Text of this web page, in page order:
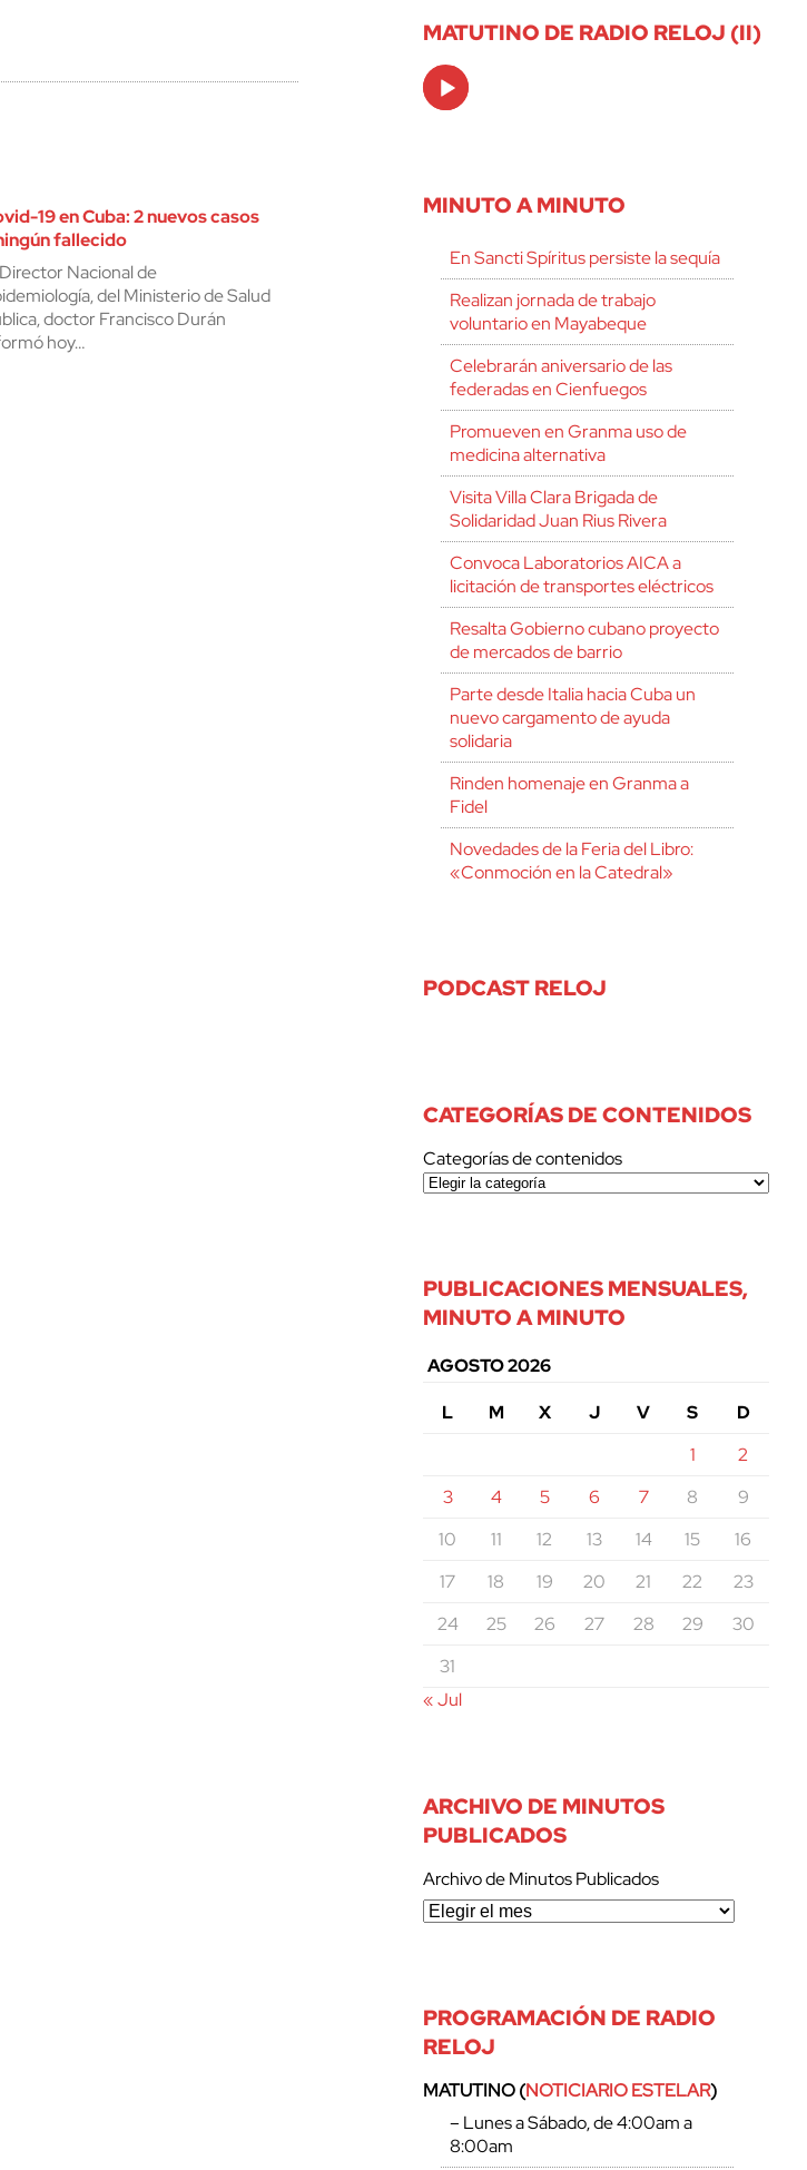
19 en Cuba: 2 nuevos casos
fallecido
Nacional de
del Ministerio de Salud
doctor Francisco Durán
hoy…
MATUTINO DE RADIO RELOJ (II)
Audio
Player
MINUTO A MINUTO
En Sancti Spíritus persiste la sequía
Realizan jornada de trabajo
voluntario en Mayabeque
Celebrarán aniversario de las
federadas en Cienfuegos
Promueven en Granma uso de
medicina alternativa
Visita Villa Clara Brigada de
Solidaridad Juan Rius Rivera
Convoca Laboratorios AICA a
licitación de transportes eléctricos
Resalta Gobierno cubano proyecto
de mercados de barrio
Parte desde Italia hacia Cuba un
nuevo cargamento de ayuda
solidaria
Rinden homenaje en Granma a
Fidel
Novedades de la Feria del Libro:
«Conmoción en la Catedral»
PODCAST RELOJ
CATEGORÍAS DE CONTENIDOS
Categorías de contenidos
PUBLICACIONES MENSUALES,
MINUTO A MINUTO
AGOSTO 2026
L
M X J V S
D
1
2
3
4 5 6 7 8
9
10
11 12 13 14 15
16
17
18 19 20 21 22
23
24
25 26 27 28 29
30
31
« Jul
ARCHIVO DE MINUTOS
PUBLICADOS
Archivo de Minutos Publicados
PROGRAMACIÓN DE RADIO
RELOJ
MATUTINO (NOTICIARIO ESTELAR)
– Lunes a Sábado, de 4:00am a
8:00am